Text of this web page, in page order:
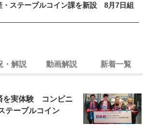
・ステーブルコイン課を新設 8月7日組
・解説 動画解説 新着一覧
を実体験 コンビニ
テーブルコイン